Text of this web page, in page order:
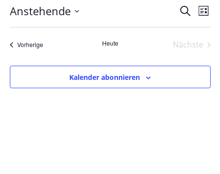
Suche
und
SucheListe
Anstehende
Datum
wählen.
VorherigeVeranstaltungen Heute
Nächste
Kalender abonnieren